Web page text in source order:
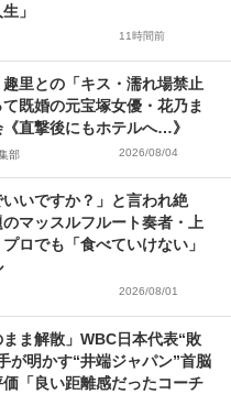
」
11時間前
里との「キス・濡れ場禁止
既婚の元宝塚女優・花乃ま
直撃後にもホテルへ…》
部 2026/08/04
いいですか？」と言われ絶
マッスルフルート奏者・上
ロでも「食べていけない」
2026/08/01
まま解散」WBC日本代表“敗
明かす“井端ジャパン”首脳
「良い距離感だったコーチ